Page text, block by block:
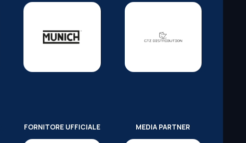
FORNITORE UFFICIALE MEDIA PARTNER